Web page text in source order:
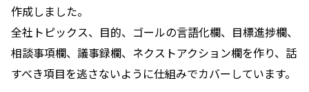
作成しました。
全社トピックス、目的、ゴールの言語化欄、目標進捗欄、
相談事項欄、議事録欄、ネクストアクション欄を作り、話
すべき項目を逃さないように仕組みでカバーしています。